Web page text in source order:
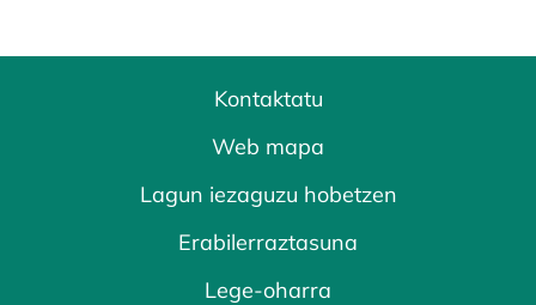
Kontaktatu
Web mapa
Lagun iezaguzu hobetzen
Erabilerraztasuna
Lege-oharra